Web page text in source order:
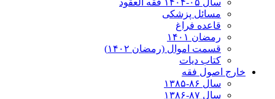
مسائل پزشکی
قاعده فراغ
رمضان ۱۴۰۱
قسمت اموال (رمضان ۱۴۰۲)
کتاب دیات
خارج اصول فقه
سال ۸۶-۱۳۸۵
سال ۸۷-۱۳۸۶